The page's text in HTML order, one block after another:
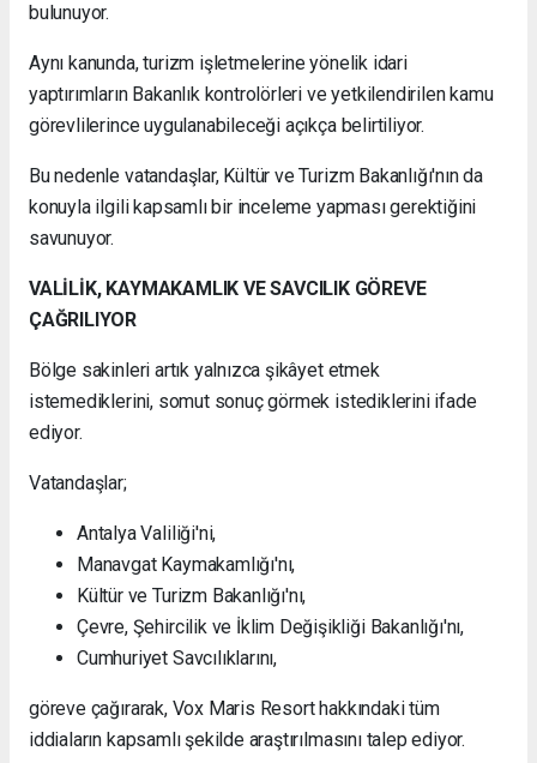
bulunuyor.
Aynı kanunda, turizm işletmelerine yönelik idari
yaptırımların Bakanlık kontrolörleri ve yetkilendirilen kamu
görevlilerince uygulanabileceği açıkça belirtiliyor.
Bu nedenle vatandaşlar, Kültür ve Turizm Bakanlığı'nın da
konuyla ilgili kapsamlı bir inceleme yapması gerektiğini
savunuyor.
VALİLİK, KAYMAKAMLIK VE SAVCILIK GÖREVE
ÇAĞRILIYOR
Bölge sakinleri artık yalnızca şikâyet etmek
istemediklerini, somut sonuç görmek istediklerini ifade
ediyor.
Vatandaşlar;
Antalya Valiliği'ni,
Manavgat Kaymakamlığı'nı,
Kültür ve Turizm Bakanlığı'nı,
Çevre, Şehircilik ve İklim Değişikliği Bakanlığı'nı,
Cumhuriyet Savcılıklarını,
göreve çağırarak, Vox Maris Resort hakkındaki tüm
iddiaların kapsamlı şekilde araştırılmasını talep ediyor.